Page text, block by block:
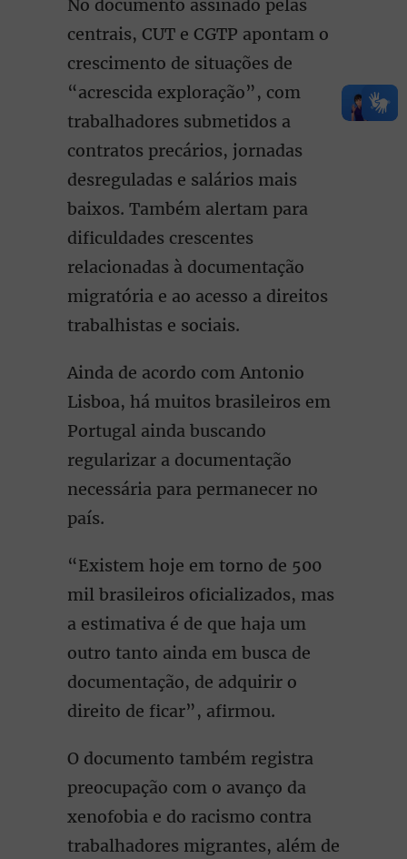
No documento assinado pelas
centrais, CUT e CGTP apontam o
crescimento de situações de
“acrescida exploração”, com
trabalhadores submetidos a
contratos precários, jornadas
desreguladas e salários mais
baixos. Também alertam para
dificuldades crescentes
relacionadas à documentação
migratória e ao acesso a direitos
trabalhistas e sociais.
Ainda de acordo com Antonio
Lisboa, há muitos brasileiros em
Portugal ainda buscando
regularizar a documentação
necessária para permanecer no
país.
“Existem hoje em torno de 500
mil brasileiros oficializados, mas
a estimativa é de que haja um
outro tanto ainda em busca de
documentação, de adquirir o
direito de ficar”, afirmou.
O documento também registra
preocupação com o avanço da
xenofobia e do racismo contra
trabalhadores migrantes, além de